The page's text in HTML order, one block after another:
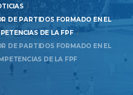
DE PARTIDOS FORMADO EN EL
DE LA FPF
DE PARTIDOS FORMADO EN EL
DE LA FPF